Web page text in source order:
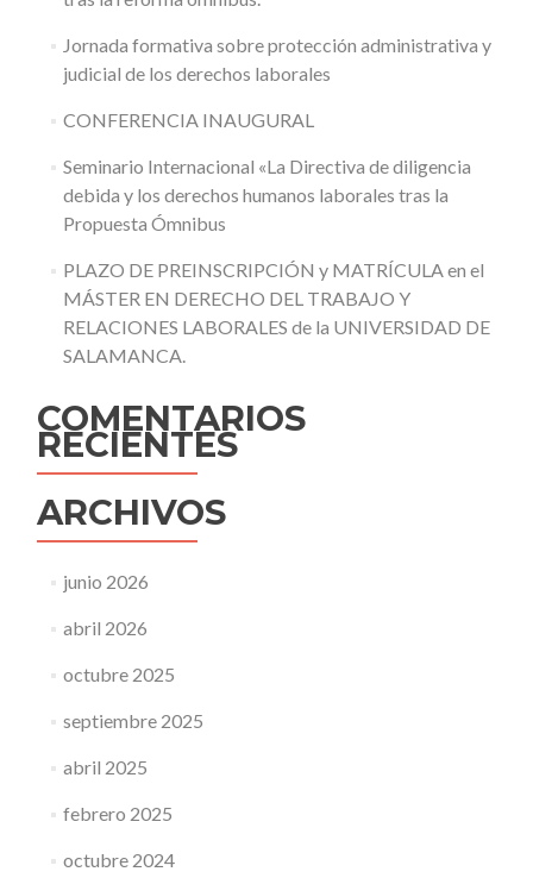
Jornada formativa sobre protección administrativa y
judicial de los derechos laborales
CONFERENCIA INAUGURAL
Seminario Internacional «La Directiva de diligencia
debida y los derechos humanos laborales tras la
Propuesta Ómnibus
PLAZO DE PREINSCRIPCIÓN y MATRÍCULA en el
MÁSTER EN DERECHO DEL TRABAJO Y
RELACIONES LABORALES de la UNIVERSIDAD DE
SALAMANCA.
COMENTARIOS
RECIENTES
ARCHIVOS
junio 2026
abril 2026
octubre 2025
septiembre 2025
abril 2025
febrero 2025
octubre 2024